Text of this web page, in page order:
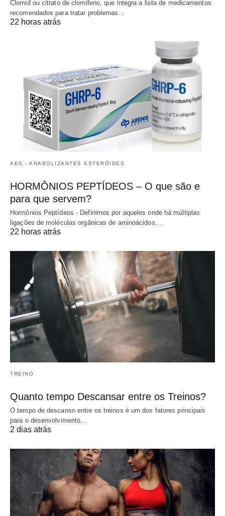
Clomid ou citrato de clomifeno, que integra a lista de medicamentos
recomendados para tratar problemas…
22 horas atrás
AES - ANABOLIZANTES ESTERÓIDES
HORMÔNIOS PEPTÍDEOS – O que são e
para que servem?
Hormônios Peptídeos - Definimos por aqueles onde há múltiplas
ligações de moléculas orgânicas de aminoácidos,…
22 horas atrás
TREINO
Quanto tempo Descansar entre os Treinos?
O tempo de descanso entre os treinos é um dos fatores principais
para o desenvolvimento…
2 dias atrás